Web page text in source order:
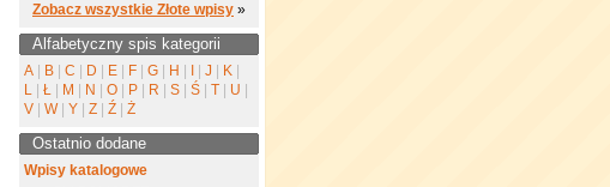
Zobacz wszystkie Złote wpisy »
Alfabetyczny spis kategorii
A B C D E F G H J K
L
Ł M N O P R S Ś T U
V
W Y Z Ź Ż
Ostatnio dodane
Wpisy katalogowe